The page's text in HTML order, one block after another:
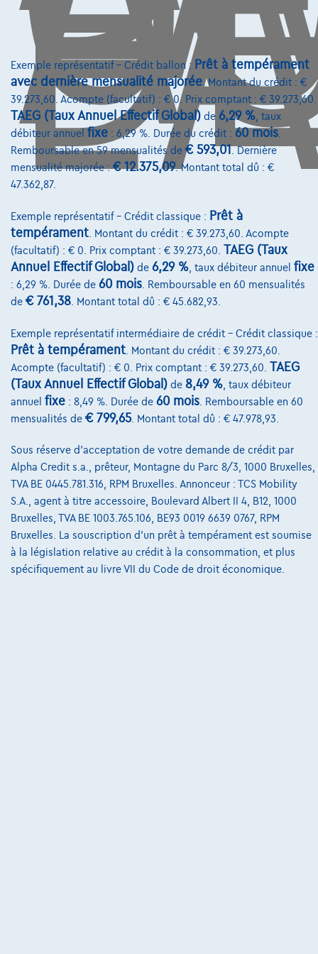
€40.990 1 TVA déductible
Dès€812,76/mois
Découvrez l’exemple chiffré complet
1000 Brussel, Irisautocenter
Voir le véhicule
BMW 340 i Touring - 2ans/jaar garantie
05/2020
98.502 km Essence
Automatique
275 kW ( 374 CV )
€40.890
Dès€810,77/mois
Découvrez l’exemple chiffré complet
Exemple représentatif – Crédit ballon : Prêt à tempérament
avec dernière mensualité majorée. Montant du crédit : €
39.273,60. Acompte (facultatif) : € 0. Prix comptant : € 39.273,60.
TAEG (Taux Annuel Effectif Global) de 6,29 % , taux
débiteur annuel fixe : 6,29 %. Durée du crédit : 60 mois
Remboursable en 59 mensualités de € 593,01 . Dernière
mensualité majorée :€ 12.375,09. Montant total dû : €
47.362,87.
Exemple représentatif – Crédit classique : Prêt à
tempérament . Montant du crédit : € 39.273,60. Acompte
(facultatif) : € 0. Prix comptant : € 39.273,60. TAEG (Taux
Annuel Effectif Global) de 6,29 % , taux débiteur annuel fixe
: 6,29 %. Durée de 60 mois . Remboursable en 60 mensualités
de € 761,38 . Montant total dû : € 45.682,93.
Exemple représentatif intermédiaire de crédit – Crédit classique :
Prêt à tempérament . Montant du crédit : € 39.273,60.
Acompte (facultatif) : € 0. Prix comptant : € 39.273,60. TAEG
(Taux Annuel Effectif Global) de 8,49 % , taux débiteur
annuel fixe : 8,49 %. Durée de 60 mois . Remboursable en 60
mensualités de € 799,65. Montant total dû : € 47.978,93.
Sous réserve d'acceptation de votre demande de crédit par
Alpha Credit s.a., prêteur, Montagne du Parc 8/3, 1000 Bruxelles,
TVA BE 0445.781.316, RPM Bruxelles. Annonceur : TCS Mobility
S.A., agent à titre accessoire, Boulevard Albert II 4, B12, 1000
Bruxelles, TVA BE 1003.765.106, BE93 0019 6639 0767, RPM
Bruxelles. La souscription d'un prêt à tempérament est soumise
à la législation relative au crédit à la consommation, et plus
spécifiquement au livre VII du Code de droit économique.